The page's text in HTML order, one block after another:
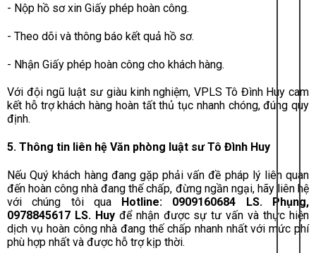
- Nộp hồ sơ xin Giấy phép hoàn công.
- Theo dõi và thông báo kết quả hồ sơ.
- Nhận Giấy phép hoàn công cho khách hàng.
Với đội ngũ luật sư giàu kinh nghiệm, VPLS Tô Đình Huy cam
kết hỗ trợ khách hàng hoàn tất thủ tục nhanh chóng, đúng quy
định.
5. Thông tin liên hệ Văn phòng luật sư Tô Đình Huy
Nếu Quý khách hàng đang gặp phải vấn đề pháp lý liên quan
đến hoàn công nhà đang thế chấp, đừng ngần ngại, hãy liên hệ
với chúng tôi qua Hotline: 0909160684 LS. Phụng,
0978845617 LS. Huyđể nhận được sự tư vấn và thực hiện
dịch vụ hoàn công nhà đang thế chấp nhanh nhất với mức phí
phù hợp nhất và được hỗ trợ kịp thời.